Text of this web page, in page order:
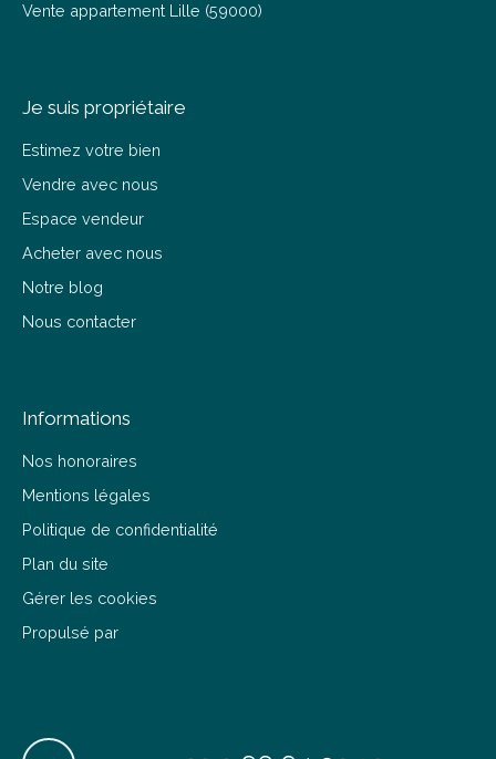
Vente appartement Lille (59000)
Je suis propriétaire
Estimez votre bien
Vendre avec nous
Espace vendeur
Acheter avec nous
Notre blog
Nous contacter
Informations
Nos honoraires
Mentions légales
Politique de confidentialité
Plan du site
Gérer les cookies
Propulsé par